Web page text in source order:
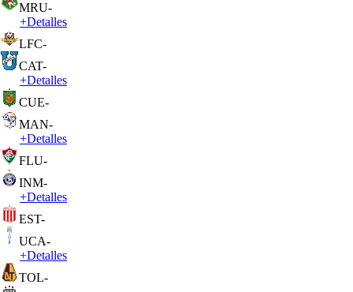
MRU-
+Detalles
LFC-
CAT-
+Detalles
CUE-
MAN-
+Detalles
FLU-
INM-
+Detalles
EST-
UCA-
+Detalles
TOL-